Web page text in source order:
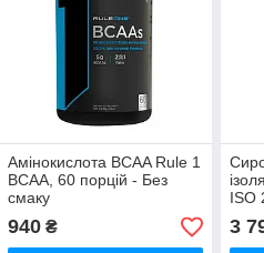
Амінокислота BCAA Rule 1
BCAA, 60 порцій - Без
смаку
940₴
ISO
3